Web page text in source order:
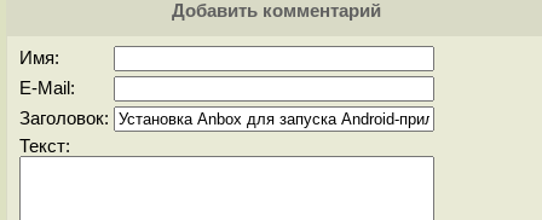
Добавить комментарий
Имя:
E-Mail:
Заголовок:
Текст: